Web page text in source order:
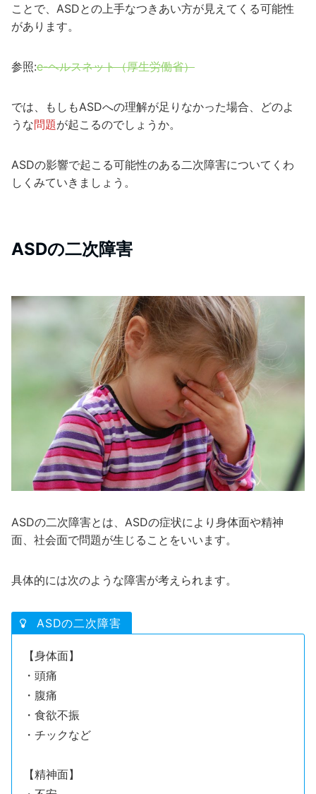
ことで、ASDとの上手なつきあい方が見えてくる可能性
があります。
参照:e-ヘルスネット（厚生労働省）
では、もしもASDへの理解が足りなかった場合、どのよ
うな問題が起こるのでしょうか。
ASDの影響で起こる可能性のある二次障害についてくわ
しくみていきましょう。
ASDの二次障害
ASDの二次障害とは、ASDの症状により身体面や精神
面、社会面で問題が生じることをいいます。
具体的には次のような障害が考えられます。
ASDの二次障害
【身体面】
・頭痛
・腹痛
・食欲不振
・チックなど
【精神面】